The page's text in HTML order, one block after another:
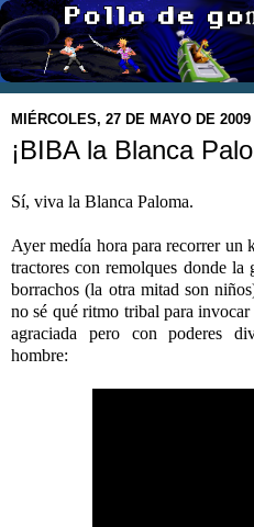
MIÉRCOLES, 27 DE MAYO DE 2009
¡BIBA la Blanca
Sí, viva la Blanca Paloma.
Ayer medía hora para recorrer un
tractores con remolques donde la
borrachos (la otra mitad son
no sé qué ritmo tribal para
agraciada pero con poderes
hombre: